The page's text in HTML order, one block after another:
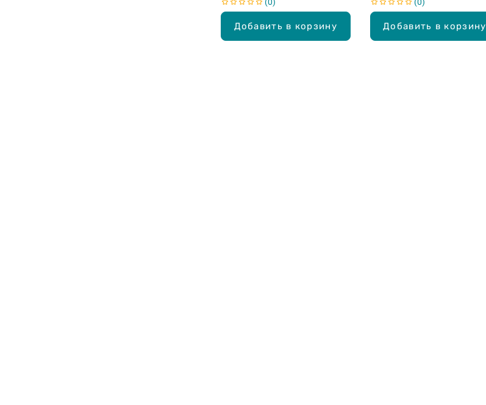
Добавить в корзину Добавить в корзину